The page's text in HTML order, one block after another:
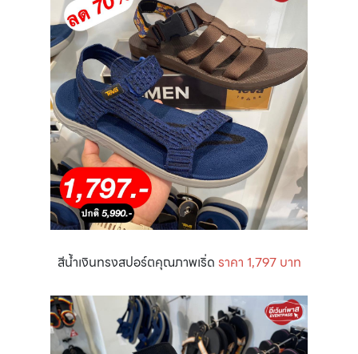
สีน้ำเงินทรงสปอร์ตคุณภาพเริ่ด ราคา 1,797 บาท